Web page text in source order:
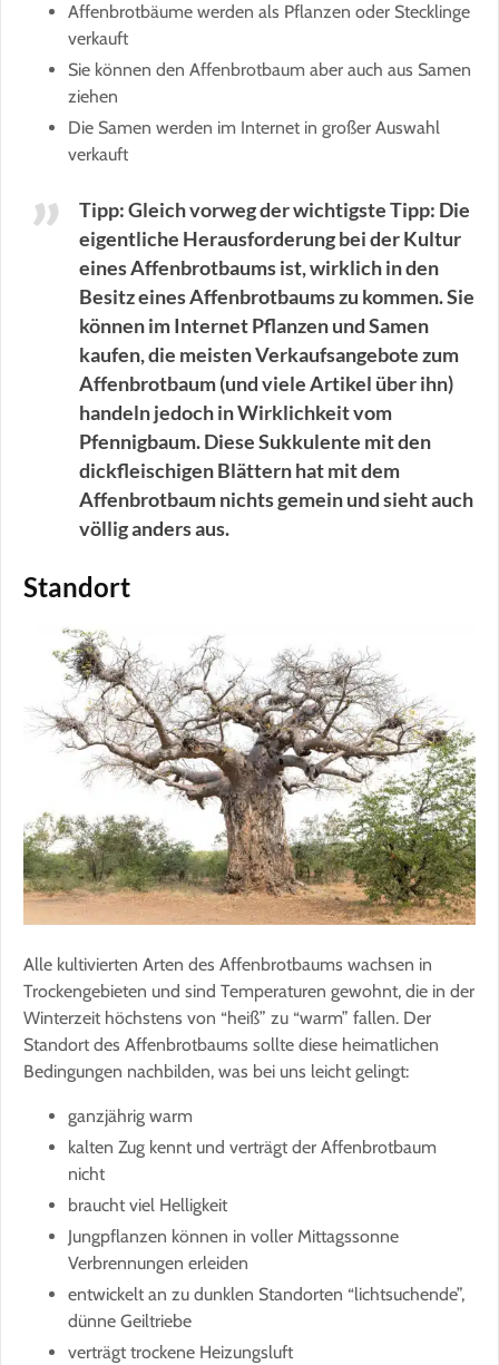
Affenbrotbäume werden als Pflanzen oder Stecklinge
verkauft
Sie können den Affenbrotbaum aber auch aus Samen
ziehen
Die Samen werden im Internet in großer Auswahl
verkauft
Tipp: Gleich vorweg der wichtigste Tipp: Die
eigentliche Herausforderung bei der Kultur
eines Affenbrotbaums ist, wirklich in den
Besitz eines Affenbrotbaums zu kommen. Sie
können im Internet Pflanzen und Samen
kaufen, die meisten Verkaufsangebote zum
Affenbrotbaum (und viele Artikel über ihn)
handeln jedoch in Wirklichkeit vom
Pfennigbaum. Diese Sukkulente mit den
dickfleischigen Blättern hat mit dem
Affenbrotbaum nichts gemein und sieht auch
völlig anders aus.
Standort
Alle kultivierten Arten des Affenbrotbaums wachsen in
Trockengebieten und sind Temperaturen gewohnt, die in der
Winterzeit höchstens von “heiß” zu “warm” fallen. Der
Standort des Affenbrotbaums sollte diese heimatlichen
Bedingungen nachbilden, was bei uns leicht gelingt:
ganzjährig warm
kalten Zug kennt und verträgt der Affenbrotbaum
nicht
braucht viel Helligkeit
Jungpflanzen können in voller Mittagssonne
Verbrennungen erleiden
entwickelt an zu dunklen Standorten “lichtsuchende”,
dünne Geiltriebe
verträgt trockene Heizungsluft